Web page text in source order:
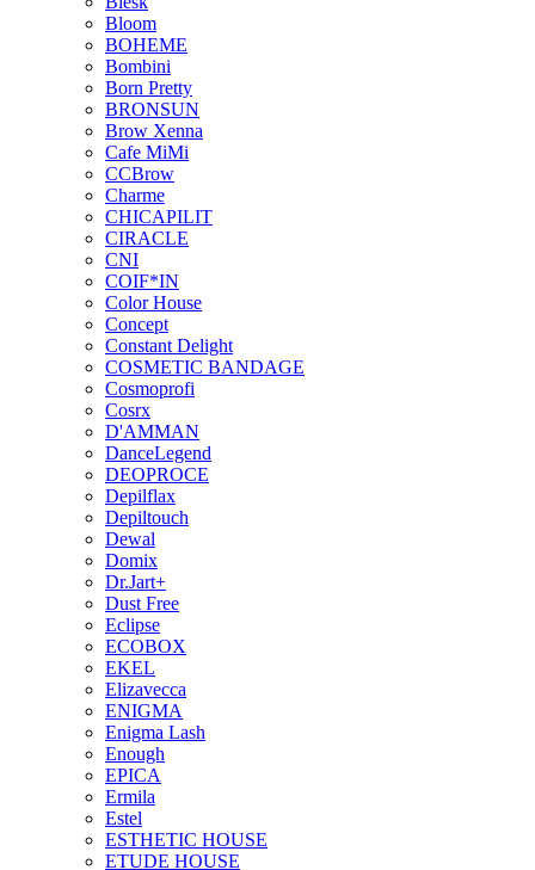
Bloom
BOHEME
Bombini
Born Pretty
BRONSUN
Brow Xenna
Cafe MiMi
CCBrow
Charme
CHICAPILIT
CIRACLE
CNI
COIF*IN
Color House
Concept
Constant Delight
COSMETIC BANDAGE
Cosmoprofi
Cosrx
D'AMMAN
DanceLegend
DEOPROCE
Depilflax
Depiltouch
Dewal
Domix
Dr.Jart+
Dust Free
Eclipse
ECOBOX
EKEL
Elizavecca
ENIGMA
Enigma Lash
Enough
EPICA
Ermila
Estel
ESTHETIC HOUSE
ETUDE HOUSE